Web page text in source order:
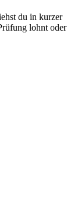
du in kurzer
lohnt oder